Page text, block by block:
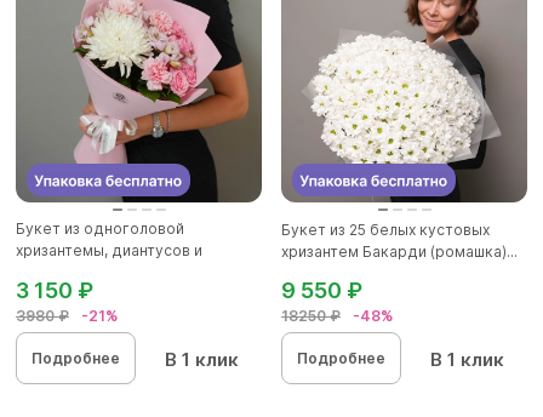
Букет из одноголовой
хризантемы, диантусов и
3980 ₽ -21%
3 150 ₽
Подробнее В 1 клик
Букет из 25 белых кустовых
хризантем Бакарди (ромашка)...
18250 ₽ -48%
9 550 ₽
Подробнее В 1 клик